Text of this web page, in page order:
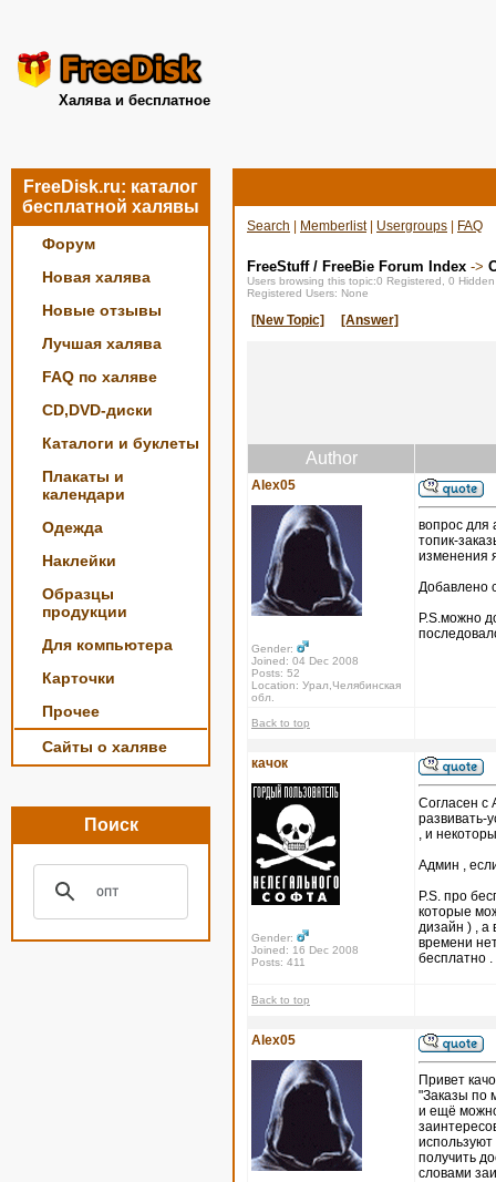
Халява и бесплатное
FreeDisk.ru: каталог
бесплатной халявы
Форум
Новая халява
Новые отзывы
Лучшая халява
FAQ по халяве
CD,DVD-диски
Каталоги и буклеты
Плакаты и
календари
Одежда
Наклейки
Образцы
продукции
Для компьютера
Карточки
Прочее
Сайты о халяве
Поиск
Search Memberlist| Usergroups FAQ
FreeStuff / FreeBie Forum Index ->
Users browsing this topic:0 Registered, 0
Registered Users: None
[New Topic] [Answer]
Author
Alex05
Gender:
Joined: 04 Dec 2008
Posts: 52
Location: Урал,Челябинская
обл.
вопрос для
топик-
изменения
Добавлено
P.S.можно
Back to top
качок
Gender:
Joined: 16 Dec 2008
Posts: 411
Согласен с
развивать-
, и
Админ ,
P.S. про
которые
дизайн ) , а
времени
бесплатно
Back to top
Alex05
Привет
"Заказы по
и ещё
получить
словами